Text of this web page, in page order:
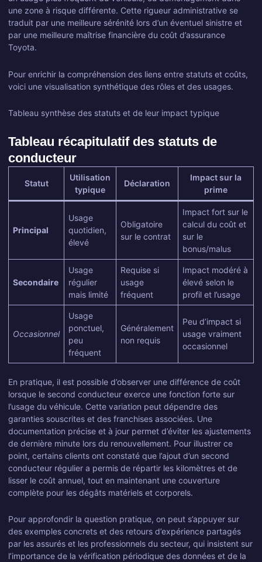
une zone à risque différente. Cette rigueur administrative se
traduit par une meilleure sérénité lors d’un éventuel sinistre et
par une meilleure maîtrise financière du coût d’assurance
Toyota.
Pour enrichir la compréhension des liens entre statuts et coûts,
voici une visualisation synthétique des rôles et des usages.
Tableau synthèse des statuts et de leur impact typique
Tableau récapitulatif des statuts de
conducteur
Statut
Utilisation
typique
Déclaration
Impact sur la
prime
Principal
Usage
quotidien,
élevé
Obligatoire
sur le contrat
Impact fort sur le
calcul du coût et
sur le
bonus/malus
Secondaire
Usage
régulier
mais limité
Requise si
usage
fréquent
Impact modéré à
élevé selon le
profil et l’usage
Occasionnel
Usage
ponctuel,
peu
fréquent
Généralement
non requis
Peu d’impact si
usage vraiment
occasionnel
En pratique, il est possible d’observer une différence de coût
lorsque le second conducteur exerce une fonction forte sur
l’usage du véhicule. Cette variation peut dépendre des
garanties souscrites et des franchises associées. Une
documentation précise et à jour permet d’éviter les ajustements
de dernière minute lors du renouvellement. Pour illustrer ce
point, certains clients ont constaté que l’ajout d’un second
conducteur régulier a permis de répartir les kilomètres et de
lisser le coût annuel, tout en maintenant une couverture
complète pour les dégâts matériels et corporels.
Pour approfondir la question pratique, on peut s’appuyer sur
des exemples concrets et des retours d’expérience partagés
par les assurés et les professionnels du secteur, qui insistent sur
l’importance de la vérification périodique des données et de la